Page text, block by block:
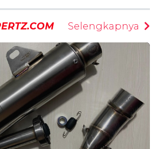
Selengkapnya